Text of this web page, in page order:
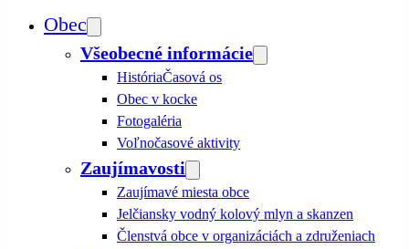
Obec
Všeobecné informácie
HistóriaČasová os
Obec v kocke
Fotogaléria
Voľnočasové aktivity
Zaujímavosti
Zaujímavé miesta obce
Jelčiansky vodný kolový mlyn a skanzen
Členstvá obce v organizáciách a združeniach